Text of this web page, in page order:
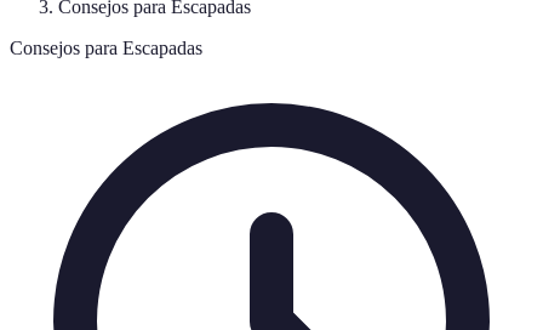
Consejos para Escapadas
Consejos para Escapadas